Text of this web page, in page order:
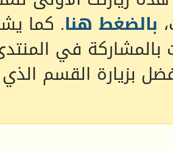
بالضغط هنا. كما
بالمشاركة في
بزيارة القسم